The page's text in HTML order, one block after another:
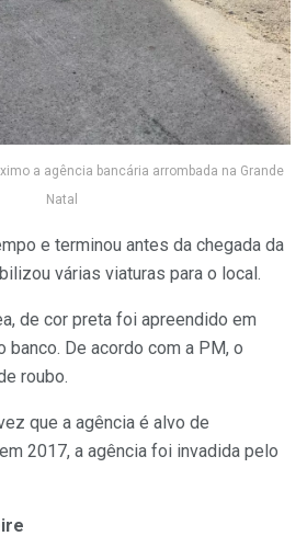
a agência bancária arrombada na Grande
Natal
e terminou antes da chegada da
várias viaturas para o local.
de cor preta foi apreendido em
banco. De acordo com a PM, o
roubo.
que a agência é alvo de
2017, a agência foi invadida pelo